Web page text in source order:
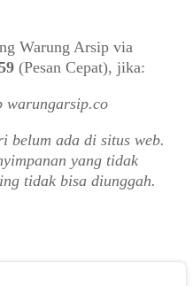
Warung Arsip via
(Pesan Cepat), jika:
warungarsip.co
belum ada di situs web.
yang tidak
tidak bisa diunggah.